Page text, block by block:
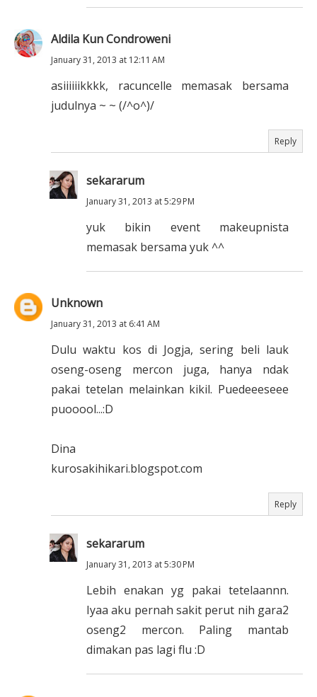
Aldila Kun Condroweni
January 31, 2013 at 12:11 AM
asiiiiiikkkk, racuncelle memasak bersama
judulnya ~ ~ (/^o^)/
Reply
sekararum
January 31, 2013 at 5:29 PM
yuk bikin event makeupnista
memasak bersama yuk ^^
Unknown
January 31, 2013 at 6:41 AM
Dulu waktu kos di Jogja, sering beli lauk
oseng-oseng mercon juga, hanya ndak
pakai tetelan melainkan kikil. Puedeeeseee
puooool...:D
Dina
kurosakihikari.blogspot.com
Reply
sekararum
January 31, 2013 at 5:30 PM
Lebih enakan yg pakai tetelaannn.
Iyaa aku pernah sakit perut nih gara2
oseng2 mercon. Paling mantab
dimakan pas lagi flu :D